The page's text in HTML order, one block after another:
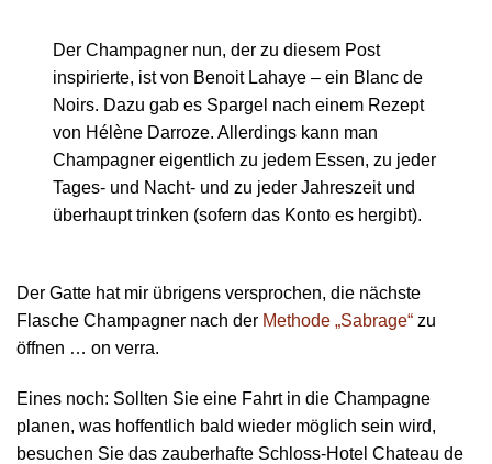
Der Champagner nun, der zu diesem Post
inspirierte, ist von Benoit Lahaye – ein Blanc de
Noirs. Dazu gab es Spargel nach einem Rezept
von Hélène Darroze. Allerdings kann man
Champagner eigentlich zu jedem Essen, zu jeder
Tages- und Nacht- und zu jeder Jahreszeit und
überhaupt trinken (sofern das Konto es hergibt).
Der Gatte hat mir übrigens versprochen, die nächste
Flasche Champagner nach der Methode „Sabrage“ zu
öffnen … on verra.
Eines noch: Sollten Sie eine Fahrt in die Champagne
planen, was hoffentlich bald wieder möglich sein wird,
besuchen Sie das zauberhafte Schloss-Hotel Chateau de